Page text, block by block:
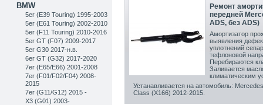
BMW
5er (E39 Touring) 1995-2003
5er (E61 Touring) 2002-2010
5er (F11 Touring) 2010-2016
5er GT (F07) 2009-2017
5er G30 2017-н.в.
6er GT (G32) 2017-2020
7er (E65/E66) 2001-2008
7er (F01/F02/F04) 2008-
2015
7er (G11/G12) 2015 -
X3 (G01) 2003-
Ремонт
передней
ADS, без ADS)
Амортизатор
выявления
уплотнений
тефлоновой
Перебираются
Заливается
климатическим
Устанавливается на автомобиль:
Class (X166) 2012-2015.